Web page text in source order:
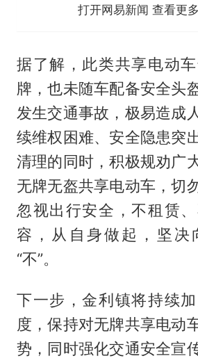
打开网易新闻 查看更
据了解，此类共享电动
牌，也未随车配备安全头
发生交通事故，极易造成
续维权困难、安全隐患突
清理的同时，积极规劝广
无牌无盔共享电动车，切
忽视出行安全，不租赁
容，从自身做起，坚决
“不”。
下一步，金利镇将持续
度，保持对无牌共享电动
势，同时强化交通安全宣